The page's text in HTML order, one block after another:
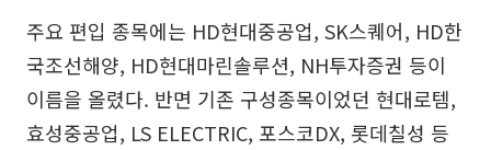
주요 편입 종목에는 HD현대중공업, SK스퀘어, HD한
국조선해양, HD현대마린솔루션, NH투자증권 등이
이름을 올렸다. 반면 기존 구성종목이었던 현대로템,
효성중공업, LS ELECTRIC, 포스코DX, 롯데칠성 등